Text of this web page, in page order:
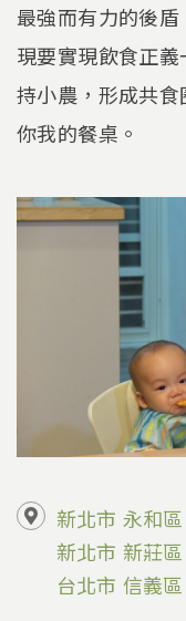
最強而有力的後
現要實現飲食正
持小農，形成共
你我的餐桌。
新北市 永和區
新北市 新莊區
台北市 信義區